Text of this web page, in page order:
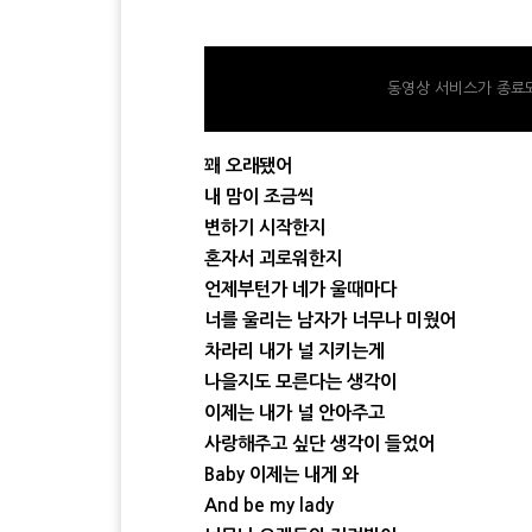
동영상 서비스가 종료
꽤 오래됐어
내 맘이 조금씩
변하기 시작한지
혼자서 괴로워한지
언제부턴가 네가 울때마다
너를 울리는 남자가 너무나 미웠어
차라리 내가 널 지키는게
나을지도 모른다는 생각이
이제는 내가 널 안아주고
사랑해주고 싶단 생각이 들었어
Baby 이제는 내게 와
And be my lady